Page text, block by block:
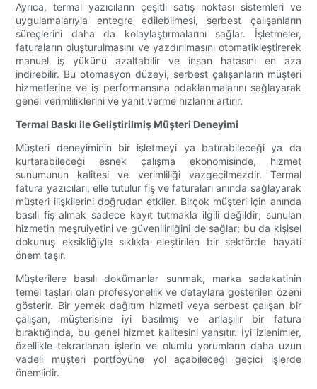
Ayrıca, termal yazıcıların çeşitli satış noktası sistemleri ve
uygulamalarıyla entegre edilebilmesi, serbest çalışanların
süreçlerini daha da kolaylaştırmalarını sağlar. İşletmeler,
faturaların oluşturulmasını ve yazdırılmasını otomatikleştirerek
manuel iş yükünü azaltabilir ve insan hatasını en aza
indirebilir. Bu otomasyon düzeyi, serbest çalışanların müşteri
hizmetlerine ve iş performansına odaklanmalarını sağlayarak
genel verimliliklerini ve yanıt verme hızlarını artırır.
Termal Baskı ile Geliştirilmiş Müşteri Deneyimi
Müşteri deneyiminin bir işletmeyi ya batırabileceği ya da
kurtarabileceği esnek çalışma ekonomisinde, hizmet
sunumunun kalitesi ve verimliliği vazgeçilmezdir. Termal
fatura yazıcıları, elle tutulur fiş ve faturaları anında sağlayarak
müşteri ilişkilerini doğrudan etkiler. Birçok müşteri için anında
basılı fiş almak sadece kayıt tutmakla ilgili değildir; sunulan
hizmetin meşruiyetini ve güvenilirliğini de sağlar; bu da kişisel
dokunuş eksikliğiyle sıklıkla eleştirilen bir sektörde hayati
önem taşır.
Müşterilere basılı dokümanlar sunmak, marka sadakatinin
temel taşları olan profesyonellik ve detaylara gösterilen özeni
gösterir. Bir yemek dağıtım hizmeti veya serbest çalışan bir
çalışan, müşterisine iyi basılmış ve anlaşılır bir fatura
bıraktığında, bu genel hizmet kalitesini yansıtır. İyi izlenimler,
özellikle tekrarlanan işlerin ve olumlu yorumların daha uzun
vadeli müşteri portföyüne yol açabileceği geçici işlerde
önemlidir.